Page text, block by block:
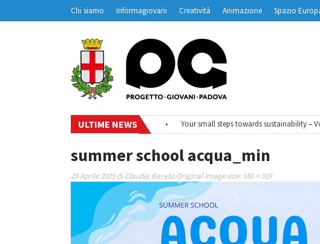
Chi siamo Informagiovani Creatività Animazione Spazio
Contatti
Padovanet
ULTIME NEWS
#EurodeskOnAir – Ciclo di webinar Your small steps towards sustainability –
summer school acqua_min
29 Aprile 2025 diClaudia Barato Original Image size:550 × 319